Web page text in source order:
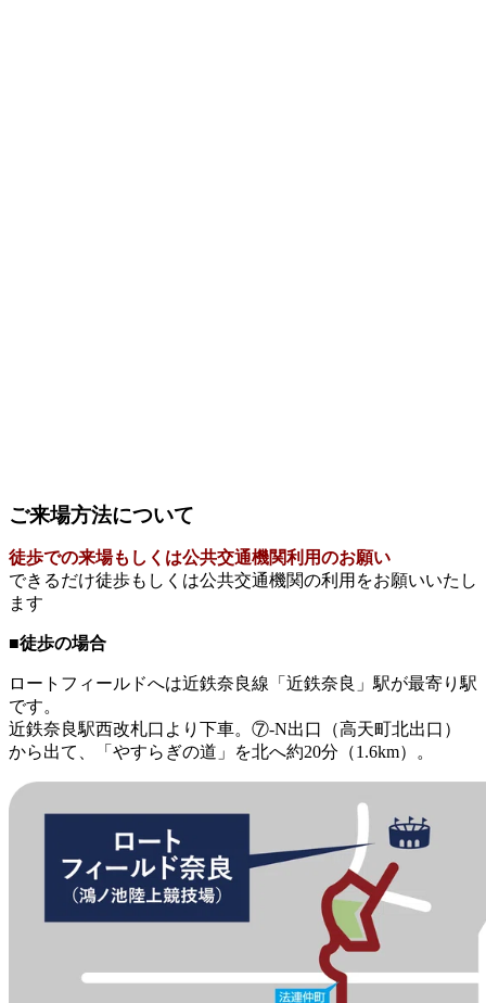
ご来場方法について
徒歩での来場もしくは公共交通機関利用のお願い
できるだけ徒歩もしくは公共交通機関の利用をお願いいたし
ます
■徒歩の場合
ロートフィールドへは近鉄奈良線「近鉄奈良」駅が最寄り駅
です。
近鉄奈良駅西改札口より下車。⑦-N出口（高天町北出口）
から出て、「やすらぎの道」を北へ約20分（1.6km）。